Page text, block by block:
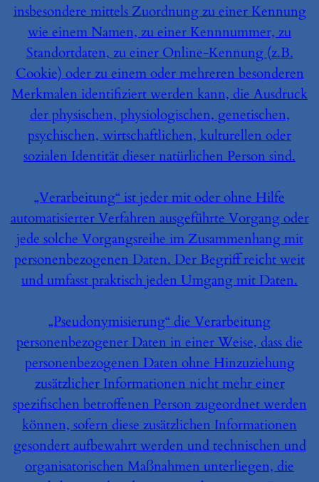
insbesondere mittels Zuordnung zu einer Kennung
wie einem Namen, zu einer Kennnummer, zu
Standortdaten, zu einer Online-Kennung (z.B.
Cookie) oder zu einem oder mehreren besonderen
Merkmalen identifiziert werden kann, die Ausdruck
der physischen, physiologischen, genetischen,
psychischen, wirtschaftlichen, kulturellen oder
sozialen Identität dieser natürlichen Person sind.
„Verarbeitung“ ist jeder mit oder ohne Hilfe
automatisierter Verfahren ausgeführte Vorgang oder
jede solche Vorgangsreihe im Zusammenhang mit
personenbezogenen Daten. Der Begriff reicht weit
und umfasst praktisch jeden Umgang mit Daten.
„Pseudonymisierung“ die Verarbeitung
personenbezogener Daten in einer Weise, dass die
personenbezogenen Daten ohne Hinzuziehung
zusätzlicher Informationen nicht mehr einer
spezifischen betroffenen Person zugeordnet werden
können, sofern diese zusätzlichen Informationen
gesondert aufbewahrt werden und technischen und
organisatorischen Maßnahmen unterliegen, die